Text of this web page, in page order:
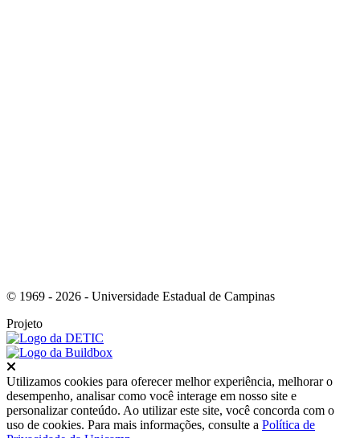
© 1969 - 2026 - Universidade Estadual de Campinas
Projeto
Utilizamos cookies para oferecer melhor experiência, melhorar o
desempenho, analisar como você interage em nosso site e
personalizar conteúdo. Ao utilizar este site, você concorda com o
uso de cookies. Para mais informações, consulte a Política de